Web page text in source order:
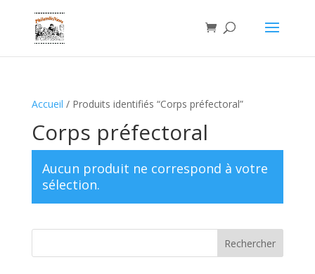
Accueil / Produits identifiés “Corps préfectoral”
Corps préfectoral
Aucun produit ne correspond à votre
sélection.